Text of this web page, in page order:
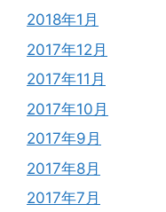
2018年1月
2017年12月
2017年11月
2017年10月
2017年9月
2017年8月
2017年7月